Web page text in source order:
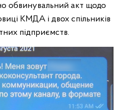
обвинувальний акт щодо
КМДА і двох спільників
підприємств.